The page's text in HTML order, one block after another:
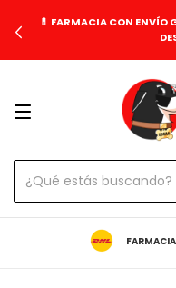
💊 FARMACIA CON ENVÍO